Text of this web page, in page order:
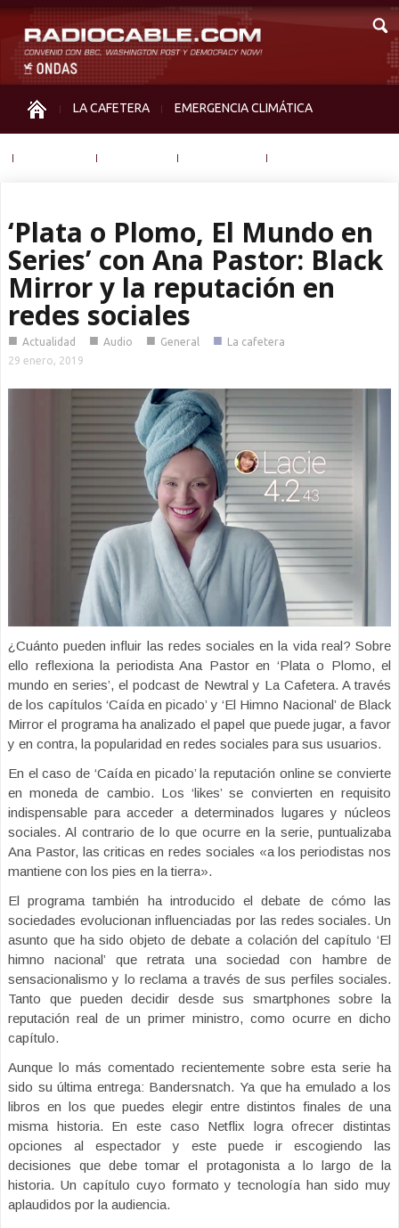
LA CAFETERA EMERGENCIA CLIMÁTICA
‘Plata o Plomo, El Mundo en
Series’ con Ana Pastor: Black
Mirror y la reputación en
redes sociales
■ Actualidad ■ Audio ■ General ■ La cafetera
29 enero, 2019
¿Cuánto pueden influir las redes sociales en la vida real? Sobre
ello reflexiona la periodista Ana Pastor en ‘Plata o Plomo, el
mundo en series’, el podcast de Newtral y La Cafetera. A través
de los capítulos ‘Caída en picado’ y ‘El Himno Nacional’ de Black
Mirror el programa ha analizado el papel que puede jugar, a favor
y en contra, la popularidad en redes sociales para sus usuarios.
En el caso de ‘Caída en picado’ la reputación online se convierte
en moneda de cambio. Los ‘likes’ se convierten en requisito
indispensable para acceder a determinados lugares y núcleos
sociales. Al contrario de lo que ocurre en la serie, puntualizaba
Ana Pastor, las criticas en redes sociales «a los periodistas nos
mantiene con los pies en la tierra».
El programa también ha introducido el debate de cómo las
sociedades evolucionan influenciadas por las redes sociales. Un
asunto que ha sido objeto de debate a colación del capítulo ‘El
himno nacional’ que retrata una sociedad con hambre de
sensacionalismo y lo reclama a través de sus perfiles sociales.
Tanto que pueden decidir desde sus smartphones sobre la
reputación real de un primer ministro, como ocurre en dicho
capítulo.
Aunque lo más comentado recientemente sobre esta serie ha
sido su última entrega: Bandersnatch. Ya que ha emulado a los
libros en los que puedes elegir entre distintos finales de una
misma historia. En este caso Netflix logra ofrecer distintas
opciones al espectador y este puede ir escogiendo las
decisiones que debe tomar el protagonista a lo largo de la
historia. Un capítulo cuyo formato y tecnología han sido muy
aplaudidos por la audiencia.